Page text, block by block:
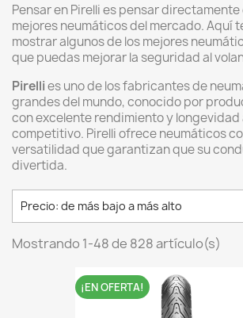
Pensar en Pirelli es pensar
mejores neumáticos del mercado. Aquí
mostrar algunos de los mejores
que puedas mejorar la seguridad al
Pirellies uno de los fabricantes de
grandes del mundo, conocido por
con excelente rendimiento y longevidad
competitivo. Pirelli ofrece neumáticos
versatilidad que garantizan que su
divertida.
Precio: de más bajo a más alto
Mostrando 1-48 de 828 artículo(s)
¡EN OFERTA!